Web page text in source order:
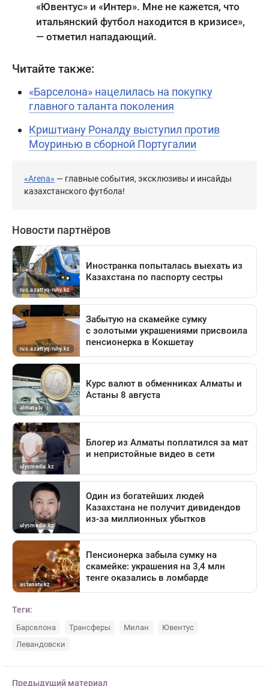
«Ювентус» и «Интер». Мне не кажется, что
итальянский футбол находится в кризисе»,
— отметил нападающий.
Читайте также:
«Барселона» нацелилась на покупку
главного таланта поколения
Криштиану Роналду выступил против
Моуринью в сборной Португалии
«Arena» — главные события, эксклюзивы и инсайды
казахстанского футбола!
Теги:
Барселона Трансферы Милан
Ювентус
Левандовски
Предыдущий материал